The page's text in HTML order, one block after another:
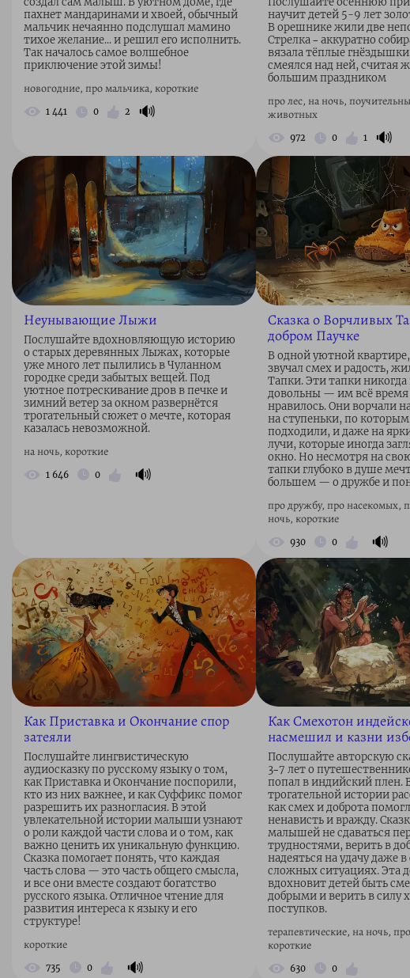
пахнет мандаринами и хвоей, обычный
мальчик нечаянно подслушал мамино
тихое желание... и решил его исполнить.
Так началось самое волшебное
приключение этой зимы!
новогодние, про мальчика, короткие
1 441 0 2 🔊
научит детей 5-9 лет
В орешнике жили две
Стрелка – аккуратно
вязала тёплые
смеялся над ней, считая
большим праздником
про лес, на ночь,
животных
972 0 1 🔊
Неунывающие Лыжи
Послушайте вдохновляющую историю
о старых деревянных Лыжах, которые
уже много лет пылились в Чуланном
городке среди забытых вещей. Под
уютное потрескивание дров в печке и
зимний ветер за окном развернётся
трогательный сюжет о мечте, которая
казалась невозможной.
на ночь, короткие
1 646 0 🔊
Сказка о Ворчливых
добром Паучке
В одной уютной квартире,
звучал смех и радость,
Тапки. Эти тапки
довольны — им всё время
нравилось. Они ворчали
на ступеньки, по
подходили, и даже на
лучи, которые иногда
окно. Но несмотря на
тапки глубоко в душе
большем — о дружбе и
про дружбу, про насекомых,
ночь, короткие
930 0 🔊
Как Приставка и Окончание спор
затеяли
Послушайте лингвистическую
аудиосказку по русскому языку о том,
как Приставка и Окончание поспорили,
кто из них важнее, и как Суффикс помог
разрешить их разногласия. В этой
увлекательной истории малыши узнают
о роли каждой части слова и о том, как
важно ценить их уникальную функцию.
Сказка помогает понять, что каждая
часть слова — это часть общего смысла,
и все они вместе создают богатство
русского языка. Отличное чтение для
развития интереса к языку и его
структуре!
короткие
735 0 🔊
Как Смехотон
насмешил и казни
Послушайте авторскую
3–7 лет о
попал в индийский плен.
трогательной истории
как смех и доброта
ненависть и вражду.
малышей не сдаваться
трудностями, верить в
надеяться на удачу даже
сложных ситуациях. Эта
вдохновит детей быть
добрыми и верить в силу
поступков.
терапевтические, на ночь,
короткие
630 0